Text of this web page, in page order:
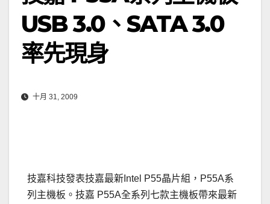
USB 3.0、SATA 3.0
率先現身
十月 31, 2009
技嘉科技發表技嘉最新Intel P55晶片組，P55A系
列主機板。技嘉 P55A全系列七款主機板帶來最新